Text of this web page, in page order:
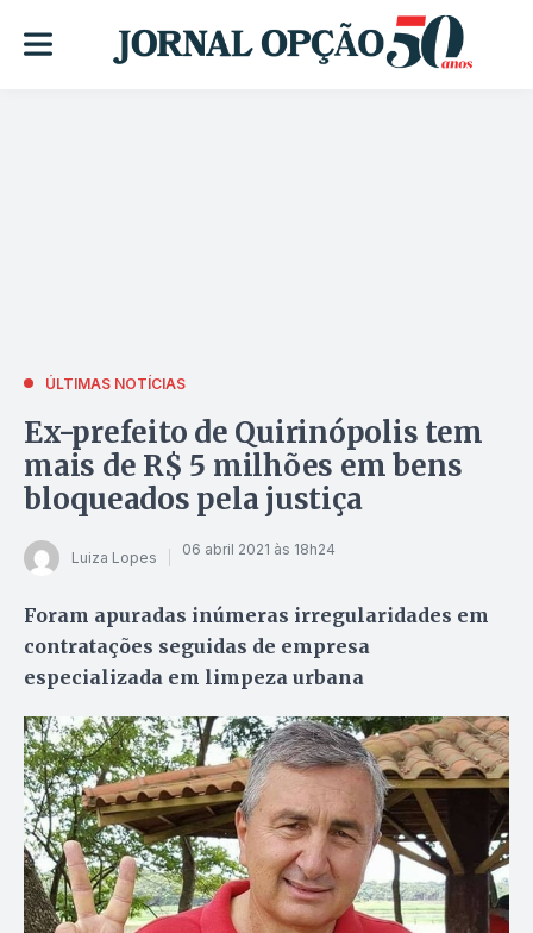
ÚLTIMAS NOTÍCIAS
Ex-prefeito de Quirinópolis tem
mais de R$ 5 milhões em bens
bloqueados pela justiça
Luiza Lopes 06 abril 2021 às 18h24
Foram apuradas inúmeras irregularidades em
contratações seguidas de empresa
especializada em limpeza urbana